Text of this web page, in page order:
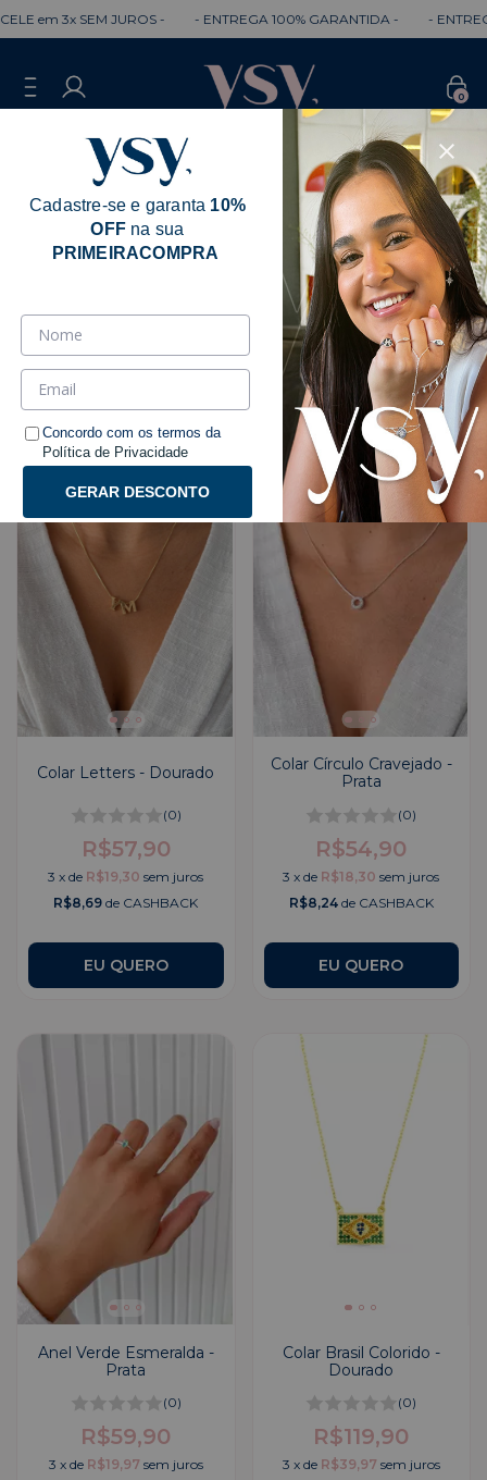
em 3x SEM JUROS - - ENTREGA 100% GARANTIDA - -
0
Kamilly Souza
Filtrar
Colar Letters - Dourado
(0)
R$57,90
3 xde R$19,30 sem juros
R$8,69 de CASHBACK
EU QUERO
Colar Círculo Cravejado -
Prata
(0)
R$54,90
3 xde R$18,30 sem juros
R$8,24de CASHBACK
Anel Verde Esmeralda -
Prata
(0)
R$59,90
3 x de R$19,97 sem juros
Colar Brasil Colorido -
Dourado
(0)
R$119,90
3 x de R$39,97 sem juros
Cadastre-se e garanta 10%
OFF na sua
PRIMEIRACOMPRA
Concordo com os termos da
Política de Privacidade
GERAR DESCONTO